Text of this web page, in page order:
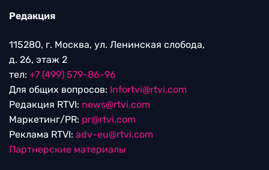
Редакция
115280, г. Москва, ул. Ленинская слобода,
д. 26, этаж 2
тел: +7 (499) 579-86-96
Для общих вопросов: Infortvi@rtvi.com
Редакция RTVI: news@rtvi.com
Маркетинг/PR: pr@rtvi.com
Реклама RTVI: adv-eu@rtvi.com
Партнерские материалы